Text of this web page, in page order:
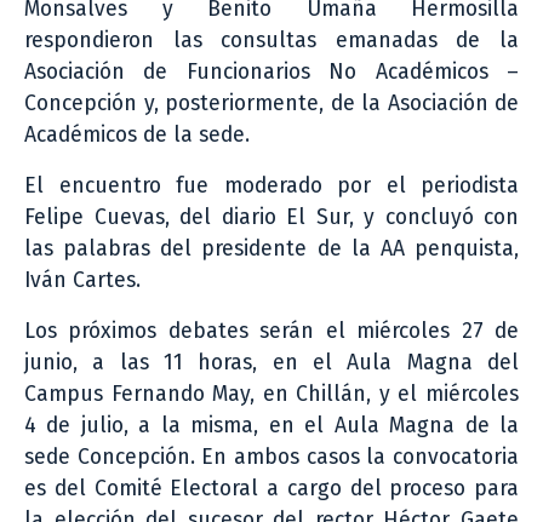
Monsalves y Benito Umaña Hermosilla
respondieron las consultas emanadas de la
Asociación de Funcionarios No Académicos –
Concepción y, posteriormente, de la Asociación de
Académicos de la sede.
El encuentro fue moderado por el periodista
Felipe Cuevas, del diario El Sur, y concluyó con
las palabras del presidente de la AA penquista,
Iván Cartes.
Los próximos debates serán el miércoles 27 de
junio, a las 11 horas, en el Aula Magna del
Campus Fernando May, en Chillán, y el miércoles
4 de julio, a la misma, en el Aula Magna de la
sede Concepción. En ambos casos la convocatoria
es del Comité Electoral a cargo del proceso para